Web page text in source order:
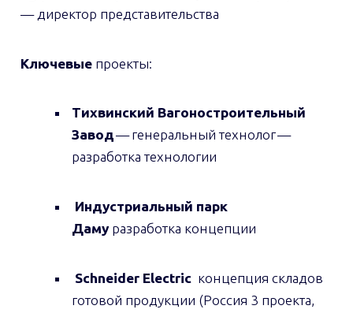
— директор представительства
Ключевые проекты:
Тихвинский Вагоностроительный
Завод— генеральный технолог —
разработка технологии
Индустриальный парк
Дамуразработка концепции
Schneider Electric концепция складов
готовой продукции (Россия 3 проекта,